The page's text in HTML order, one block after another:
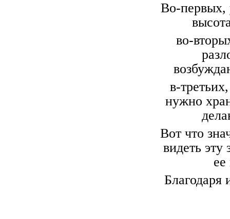
Во-первых,
во-
в-
нужно
Вот что
видеть эту
Благодаря